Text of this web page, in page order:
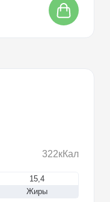
322кКал
15,4
Жиры